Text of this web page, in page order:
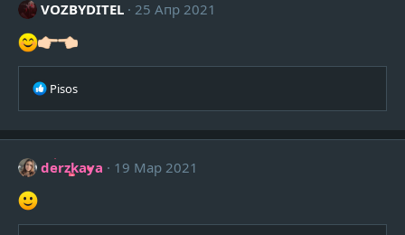
VOZBYDITEL 25 Апр 2021
Р
к
и
Pisos
derzkaya 19 Мар 2021